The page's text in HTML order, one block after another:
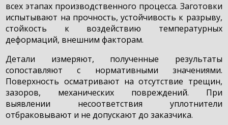
всех этапах производственного процесса. Заготовки
испытывают на прочность, устойчивость к разрыву,
стойкость к воздействию температурных
деформаций, внешним факторам.
Детали измеряют, полученные результаты
сопоставляют с нормативными значениями.
Поверхность осматривают на отсутствие трещин,
зазоров, механических повреждений. При
выявлении несоответствия уплотнители
отбраковывают и не допускают до заказчика.